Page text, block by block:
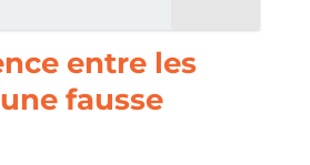
entre les
fausse